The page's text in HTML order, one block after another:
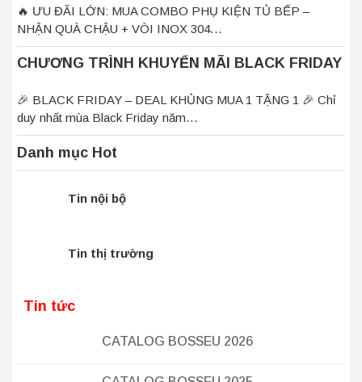
🔥 ƯU ĐÃI LỚN: MUA COMBO PHỤ KIỆN TỦ BẾP –
NHẬN QUÀ CHẬU + VÒI INOX 304…
CHƯƠNG TRÌNH KHUYẾN MÃI BLACK FRIDAY
🎉 BLACK FRIDAY – DEAL KHỦNG MUA 1 TẶNG 1 🎉 Chỉ
duy nhất mùa Black Friday năm…
Danh mục Hot
Tin nội bộ
Tin thị trường
Tin tức
CATALOG BOSSEU 2026